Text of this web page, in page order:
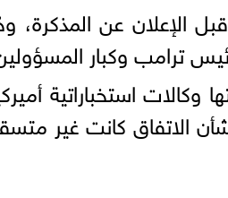
عن المذكرة،
ترامب وكبار
وكالات استخباراتية
الاتفاق كانت غير